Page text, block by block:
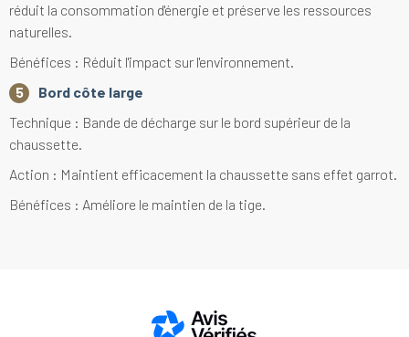
réduit la consommation d'énergie et préserve les ressources
naturelles.
Bénéfices : Réduit l'impact sur l'environnement.
Bord côte large
Technique : Bande de décharge sur le bord supérieur de la
chaussette.
Action : Maintient efficacement la chaussette sans effet garrot.
Bénéfices : Améliore le maintien de la tige.